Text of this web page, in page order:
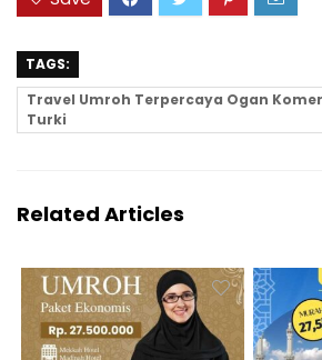
TAGS:
Travel Umroh Terpercaya Ogan
Turki
Related Articles